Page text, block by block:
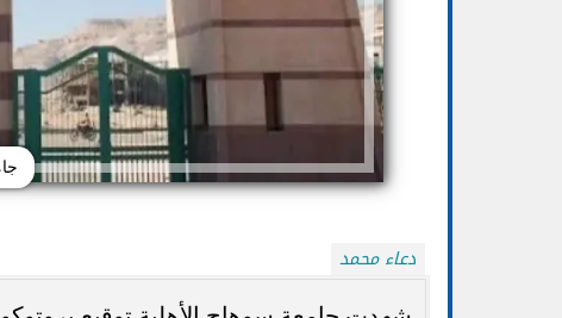
دعاء محمد